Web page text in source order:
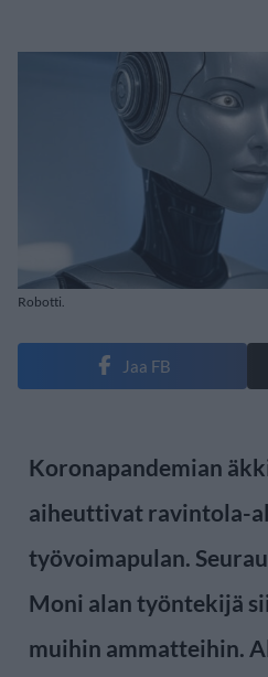
Robotti.
Jaa FB
Koronapandemian
aiheuttivat ravintola-
työvoimapulan.
Moni alan työntekijä
muihin ammatteihin.